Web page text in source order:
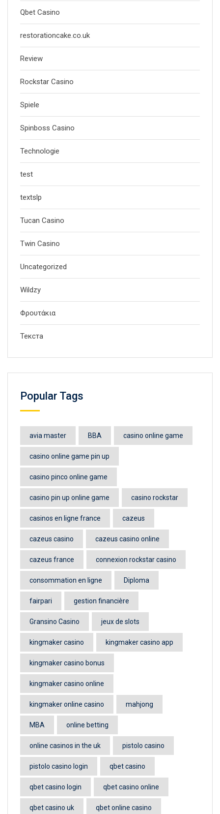
Qbet Casino
restorationcake.co.uk
Review
Rockstar Casino
Spiele
Spinboss Casino
Technologie
test
textslp
Tucan Casino
Twin Casino
Uncategorized
Wildzy
Φρουτάκια
Текста
Popular Tags
avia master BBA casino online game
casino online game pin up
casino pinco online game
casino pin up online game casino rockstar
casinos en ligne france cazeus
cazeus casino cazeus casino online
cazeus france connexion rockstar casino
consommation en ligne Diploma
fairpari gestion financière
Gransino Casino jeux de slots
kingmaker casino kingmaker casino app
kingmaker casino bonus
kingmaker casino online
kingmaker online casino mahjong
MBA online betting
online casinos in the uk pistolo casino
pistolo casino login qbet casino
qbet casino login qbet casino online
qbet casino uk qbet online casino